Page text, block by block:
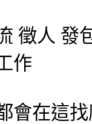
徵人 發
作
會在這